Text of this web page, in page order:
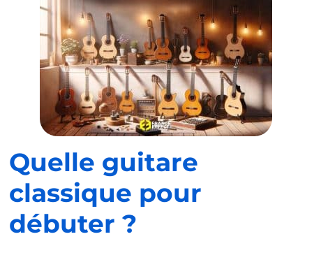
Quelle guitare
classique pour
débuter ?